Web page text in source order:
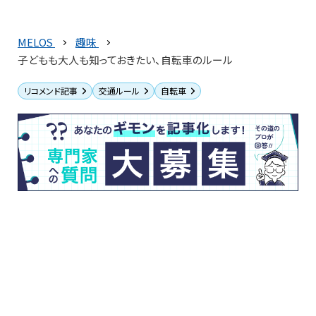
MELOS
趣味
子どもも大人も知っておきたい、自転車のルール
リコメンド記事 交通ルール 自転車